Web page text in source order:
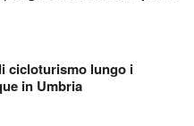
cicloturismo lungo i
in Umbria